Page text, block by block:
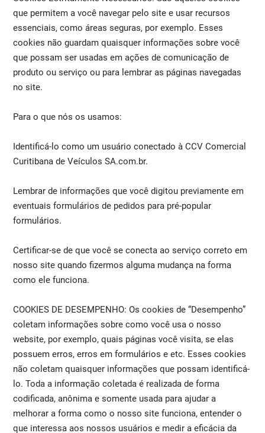
que permitem a você navegar pelo site e usar recursos
essenciais, como áreas seguras, por exemplo. Esses
cookies não guardam quaisquer informações sobre você
que possam ser usadas em ações de comunicação de
produto ou serviço ou para lembrar as páginas navegadas
no site.
Para o que nós os usamos:
Identificá-lo como um usuário conectado à CCV Comercial
Curitibana de Veículos SA.com.br.
Lembrar de informações que você digitou previamente em
eventuais formulários de pedidos para pré-popular
formulários.
Certificar-se de que você se conecta ao serviço correto em
nosso site quando fizermos alguma mudança na forma
como ele funciona.
COOKIES DE DESEMPENHO: Os cookies de “Desempenho”
coletam informações sobre como você usa o nosso
website, por exemplo, quais páginas você visita, se elas
possuem erros, erros em formulários e etc. Esses cookies
não coletam quaisquer informações que possam identificá-
lo. Toda a informação coletada é realizada de forma
codificada, anônima e somente usada para ajudar a
melhorar a forma como o nosso site funciona, entender o
que interessa aos nossos usuários e medir a eficácia da